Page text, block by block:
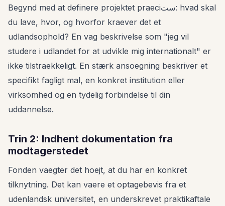
Begynd med at definere projektet praeciست: hvad skal
du lave, hvor, og hvorfor kraever det et
udlandsophold? En vag beskrivelse som "jeg vil
studere i udlandet for at udvikle mig internationalt" er
ikke tilstraekkeligt. En stærk ansoegning beskriver et
specifikt fagligt mal, en konkret institution eller
virksomhed og en tydelig forbindelse til din
uddannelse.
Trin 2: Indhent dokumentation fra
modtagerstedet
Fonden vaegter det hoejt, at du har en konkret
tilknytning. Det kan vaere et optagebevis fra et
udenlandsk universitet, en underskrevet praktikaftale